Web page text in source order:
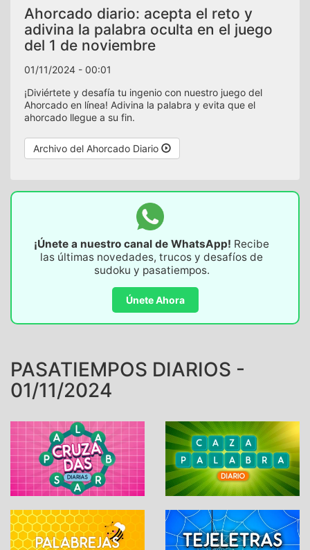
Ahorcado diario: acepta el reto y
adivina la palabra oculta en el juego
del 1 de noviembre
01/11/2024 - 00:01
¡Diviértete y desafía tu ingenio con nuestro juego del
Ahorcado en línea! Adivina la palabra y evita que el
ahorcado llegue a su fin.
Archivo del Ahorcado Diario
¡Únete a nuestro canal de WhatsApp! Recibe
las últimas novedades, trucos y desafíos de
sudoku y pasatiempos.
Únete Ahora
PASATIEMPOS DIARIOS -
01/11/2024